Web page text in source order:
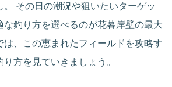
。 その日の潮況や狙いたいターゲッ
な釣り方を選べるのが花暮岸壁の最大
は、この恵まれたフィールドを攻略す
方を見ていきましょう。